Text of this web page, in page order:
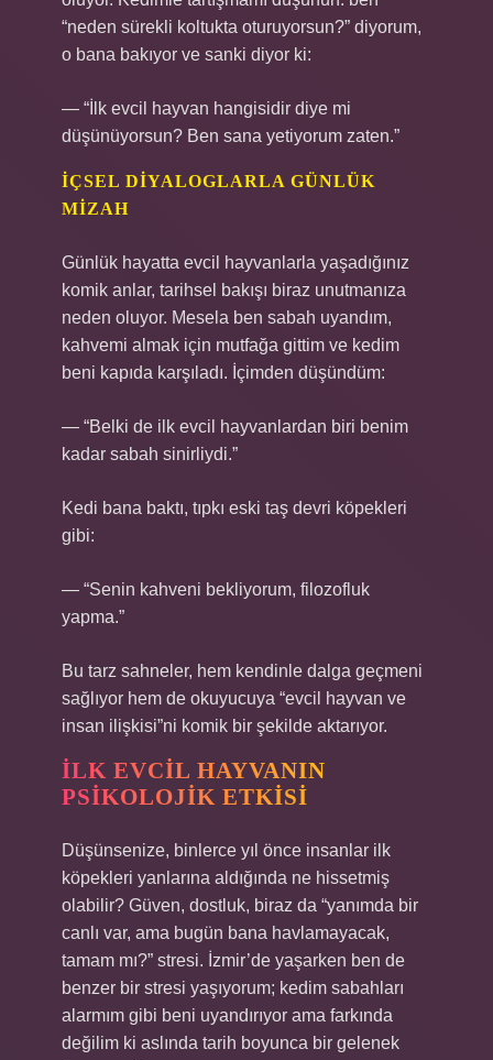
“neden sürekli koltukta oturuyorsun?” diyorum,
o bana bakıyor ve sanki diyor ki:
— “İlk evcil hayvan hangisidir diye mi
düşünüyorsun? Ben sana yetiyorum zaten.”
İÇSEL DIYALOGLARLA GÜNLÜK
MIZAH
Günlük hayatta evcil hayvanlarla yaşadığınız
komik anlar, tarihsel bakışı biraz unutmanıza
neden oluyor. Mesela ben sabah uyandım,
kahvemi almak için mutfağa gittim ve kedim
beni kapıda karşıladı. İçimden düşündüm:
— “Belki de ilk evcil hayvanlardan biri benim
kadar sabah sinirliydi.”
Kedi bana baktı, tıpkı eski taş devri köpekleri
gibi:
— “Senin kahveni bekliyorum, filozofluk
yapma.”
Bu tarz sahneler, hem kendinle dalga geçmeni
sağlıyor hem de okuyucuya “evcil hayvan ve
insan ilişkisi”ni komik bir şekilde aktarıyor.
İLK EVCIL HAYVANIN
PSIKOLOJIK ETKISI
Düşünsenize, binlerce yıl önce insanlar ilk
köpekleri yanlarına aldığında ne hissetmiş
olabilir? Güven, dostluk, biraz da “yanımda bir
canlı var, ama bugün bana havlamayacak,
tamam mı?” stresi. İzmir’de yaşarken ben de
benzer bir stresi yaşıyorum; kedim sabahları
alarmım gibi beni uyandırıyor ama farkında
değilim ki aslında tarih boyunca bir gelenek